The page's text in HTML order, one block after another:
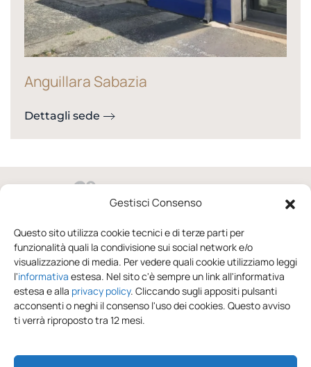
Gestisci Consenso
Questo sito utilizza cookie tecnici e di terze parti per
funzionalità quali la condivisione sui social network e/o
visualizzazione di media. Per vedere quali cookie utilizziamo leggi
l'informativa estesa. Nel sito c'è sempre un link all'informativa
estesa e alla privacy policy. Cliccando sugli appositi pulsanti
acconsenti o neghi il consenso l'uso dei cookies. Questo avviso
ti verrà riproposto tra 12 mesi.
Anguillara Sabazia
Dettagli sede
via Domenico Raccuini 37/41 02100 Rieti
0746.246652
dal lunedì al sabato
info@sonniesogni.com
Privacy Policy